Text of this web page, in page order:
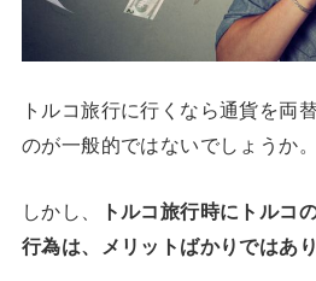
トルコ旅行に行くなら通貨を両
のが一般的ではないでしょうか。
しかし、
トルコ旅行時にトルコ
行為は、メリットばかりではあり